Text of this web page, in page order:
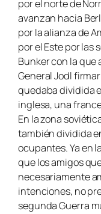
por el norte de
avanzan hacia
por la alianza de
por el Este por las
Bunker con la que
General Jodl
quedaba dividida
inglesa, una
En la zona
también dividida
ocupantes. Ya en
que los amigos
necesariamente
intenciones, no
segunda Guerra